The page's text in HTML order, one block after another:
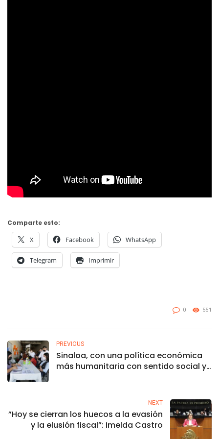
Comparte esto:
X Facebook WhatsApp
Telegram Imprimir
0 551
PREVIOUS
Sinaloa, con una política económica
más humanitaria con sentido social y
NEXT
”Hoy se cierran los huecos a la evasión
y la elusión fiscal”: Imelda Castro